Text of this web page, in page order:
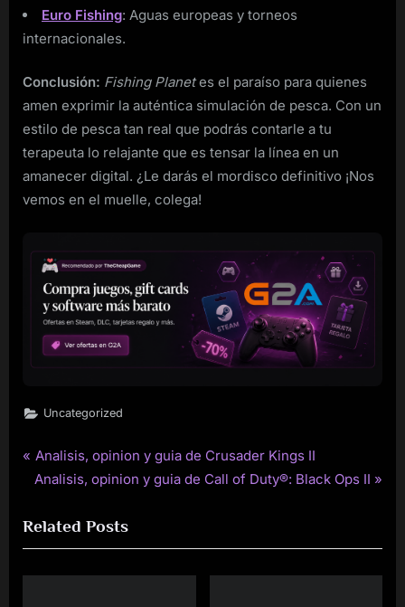
Euro Fishing: Aguas europeas y torneos
internacionales.
Conclusión: Fishing Planetes el paraíso para quienes
amen exprimir la auténtica simulación de pesca. Con un
estilo de pesca tan real que podrás contarle a tu
terapeuta lo relajante que es tensar la línea en un
amanecer digital. ¿Le darás el mordisco definitivo ¡Nos
vemos en el muelle, colega!
Uncategorized
Post
P
r
v
i
o
Analisis, opinion y guia de Crusader Kings II
N
x
t
P
Analisis, opinion y guia de Call of Duty®: Black Ops II
Related Posts